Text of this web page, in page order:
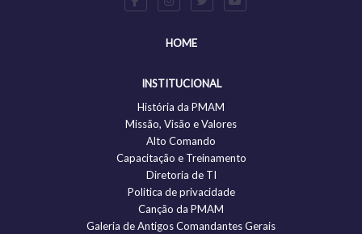
HOME
INSTITUCIONAL
História da PMAM
Missão, Visão e Valores
Alto Comando
Capacitação e Treinamento
Diretoria de TI
Politica de privacidade
Canção da PMAM
Galeria de Antigos Comandantes Gerais